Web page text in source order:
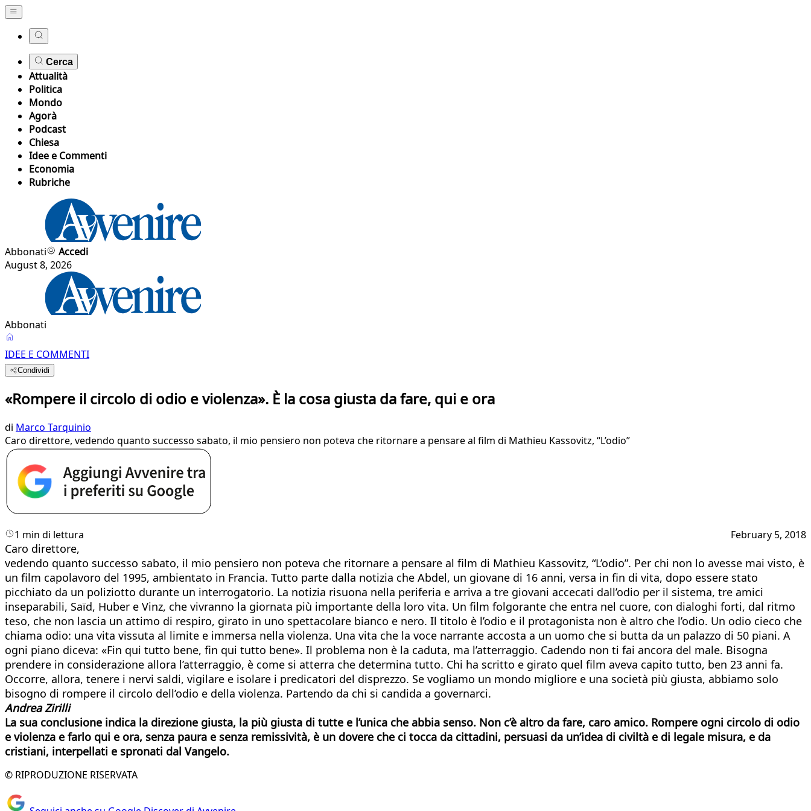
Cerca
Attualità
Politica
Mondo
Agorà
Podcast
Chiesa
Idee e Commenti
Economia
Rubriche
Abbonati
Accedi
August 8, 2026
Abbonati
IDEE E COMMENTI
Condividi
«Rompere il circolo di odio e violenza». È la cosa giusta da fare, qui e ora
di Marco Tarquinio
Caro direttore, vedendo quanto successo sabato, il mio pensiero non poteva che ritornare a pensare al film di Mathieu Kassovitz, “L’odio”
1 min di lettura February 5, 2018
Caro direttore,
vedendo quanto successo sabato, il mio pensiero non poteva che ritornare a pensare al film di Mathieu Kassovitz, “L’odio”. Per chi non lo avesse mai visto, è
un film capolavoro del 1995, ambientato in Francia. Tutto parte dalla notizia che Abdel, un giovane di 16 anni, versa in fin di vita, dopo essere stato
picchiato da un poliziotto durante un interrogatorio. La notizia risuona nella periferia e arriva a tre giovani accecati dall’odio per il sistema, tre amici
inseparabili, Saïd, Huber e Vinz, che vivranno la giornata più importante della loro vita. Un film folgorante che entra nel cuore, con dialoghi forti, dal ritmo
teso, che non lascia un attimo di respiro, girato in uno spettacolare bianco e nero. Il titolo è l’odio e il protagonista non è altro che l’odio. Un odio cieco che
chiama odio: una vita vissuta al limite e immersa nella violenza. Una vita che la voce narrante accosta a un uomo che si butta da un palazzo di 50 piani. A
ogni piano diceva: «Fin qui tutto bene, fin qui tutto bene». Il problema non è la caduta, ma l’atterraggio. Cadendo non ti fai ancora del male. Bisogna
prendere in considerazione allora l’atterraggio, è come si atterra che determina tutto. Chi ha scritto e girato quel film aveva capito tutto, ben 23 anni fa.
Occorre, allora, tenere i nervi saldi, vigilare e isolare i predicatori del disprezzo. Se vogliamo un mondo migliore e una società più giusta, abbiamo solo
bisogno di rompere il circolo dell’odio e della violenza. Partendo da chi si candida a governarci.
Andrea Zirilli
La sua conclusione indica la direzione giusta, la più giusta di tutte e l’unica che abbia senso. Non c’è altro da fare, caro amico. Rompere ogni circolo di odio
e violenza e farlo qui e ora, senza paura e senza remissività, è un dovere che ci tocca da cittadini, persuasi da un’idea di civiltà e di legale misura, e da
cristiani, interpellati e spronati dal Vangelo.
© RIPRODUZIONE RISERVATA